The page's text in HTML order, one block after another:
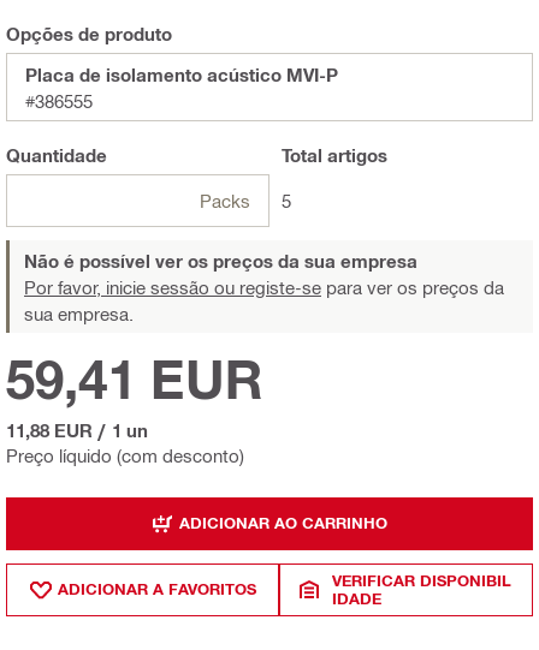
Opções de produto
Placa de isolamento acústico MVI-P
#386555
Quantidade
Packs
Total artigos
5
Não é possível ver os preços da sua empresa
Por favor, inicie sessão ou registe-se para ver os preços da
sua empresa.
Preço líquido (com desconto)
59,41 EUR
11,88 EUR / 1 un
ADICIONAR AO CARRINHO
ADICIONAR A FAVORITOS
VERIFICAR DISPONIBIL
IDADE